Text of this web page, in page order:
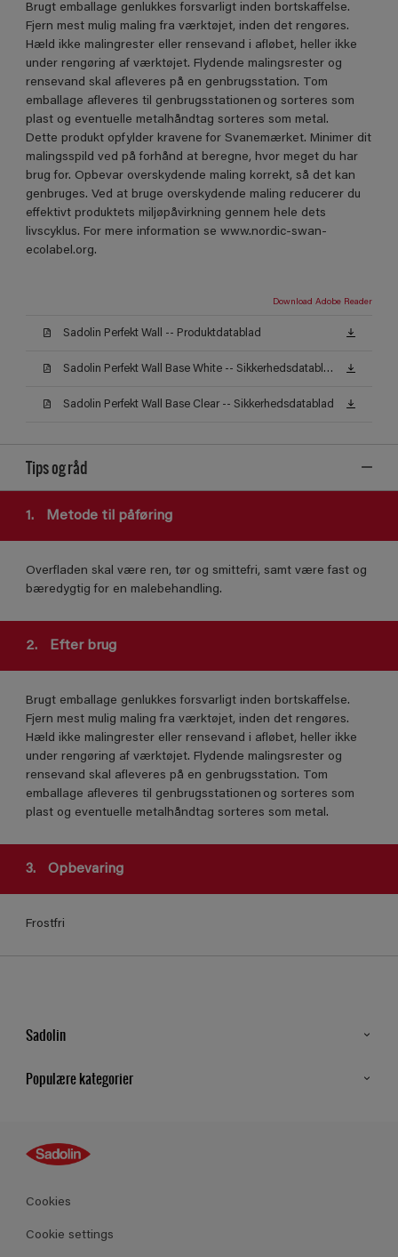
Brugt emballage genlukkes forsvarligt inden bortskaffelse.
Fjern mest mulig maling fra værktøjet, inden det rengøres.
Hæld ikke malingrester eller rensevand i afløbet, heller ikke
under rengøring af værktøjet. Flydende malingsrester og
rensevand skal afleveres på en genbrugsstation. Tom
emballage afleveres til genbrugsstationen og sorteres som
plast og eventuelle metalhåndtag sorteres som metal.
Dette produkt opfylder kravene for Svanemærket. Minimer dit
malingsspild ved på forhånd at beregne, hvor meget du har
brug for. Opbevar overskydende maling korrekt, så det kan
genbruges. Ved at bruge overskydende maling reducerer du
effektivt produktets miljøpåvirkning gennem hele dets
livscyklus. For mere information se www.nordic-swan-
ecolabel.org.
Download Adobe Reader
Sadolin Perfekt Wall -- Produktdatablad
Sadolin Perfekt Wall Base White -- Sikkerhedsdatablad
Sadolin Perfekt Wall Base Clear -- Sikkerhedsdatablad
Tips og råd
1. Metode til påføring
Overfladen skal være ren, tør og smittefri, samt være fast og
bæredygtig for en malebehandling.
2. Efter brug
Brugt emballage genlukkes forsvarligt inden bortskaffelse.
Fjern mest mulig maling fra værktøjet, inden det rengøres.
Hæld ikke malingrester eller rensevand i afløbet, heller ikke
under rengøring af værktøjet. Flydende malingsrester og
rensevand skal afleveres på en genbrugsstation. Tom
emballage afleveres til genbrugsstationen og sorteres som
plast og eventuelle metalhåndtag sorteres som metal.
3. Opbevaring
Frostfri
Sadolin
Populære kategorier
Farver
Produkter
Cookies
Cookie settings